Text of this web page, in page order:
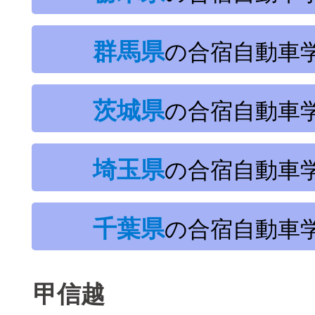
群馬県の合宿自動車
茨城県の合宿自動車
埼玉県の合宿自動車
千葉県の合宿自動車
甲信越